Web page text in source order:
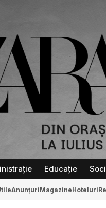
Educație
AnunțuriMagazineHoteluri